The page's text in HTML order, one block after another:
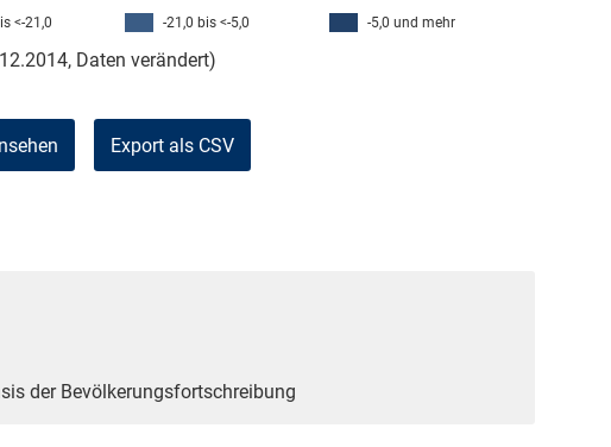
-5,0 und mehr
-21,0 bis <-5,0
<-21,0
Daten verändert)
Export als CSV
der Bevölkerungsfortschreibung